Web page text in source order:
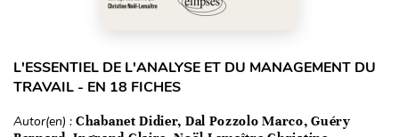
L'ESSENTIEL DE L'ANALYSE ET DU MANAGEMENT DU
TRAVAIL - EN 18 FICHES
Autor(en) : Chabanet Didier, Dal Pozzolo Marco, Guéry